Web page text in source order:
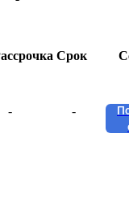
Срок
- -